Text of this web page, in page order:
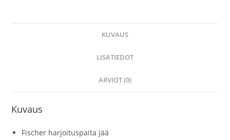
KUVAUS
LISÄTIEDOT
ARVIOT (0)
Kuvaus
Fischer harjoituspaita jää